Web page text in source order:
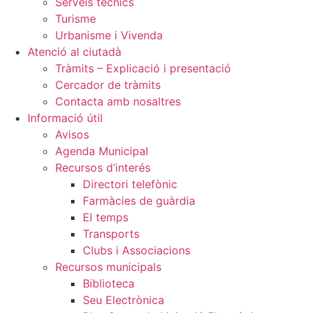
Turisme
Urbanisme i Vivenda
Atenció al ciutadà
Tràmits – Explicació i presentació
Cercador de tràmits
Contacta amb nosaltres
Informació útil
Avisos
Agenda Municipal
Recursos d’interés
Directori telefònic
Farmàcies de guàrdia
El temps
Transports
Clubs i Associacions
Recursos municipals
Biblioteca
Seu Electrònica